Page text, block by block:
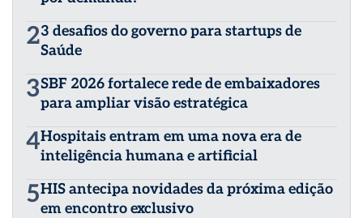
23 desafios do governo para startups de
Saúde
3SBF 2026 fortalece rede de embaixadores
para ampliar visão estratégica
4Hospitais entram em uma nova era de
inteligência humana e artificial
5HIS antecipa novidades da próxima edição
em encontro exclusivo